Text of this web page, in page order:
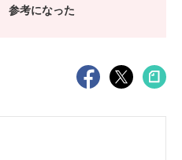
参考になった